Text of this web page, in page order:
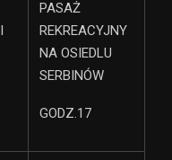
PASAŻ
REKREACYJNY
NA OSIEDLU
SERBINÓW
GODZ.17